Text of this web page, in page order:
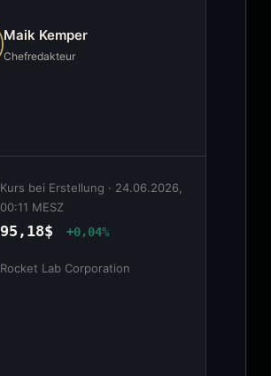
Maik Kemper
Chefredakteur
Kurs bei Erstellung · 24.06.2026,
00:11 MESZ
95,18$ +0,04%
Rocket Lab Corporation